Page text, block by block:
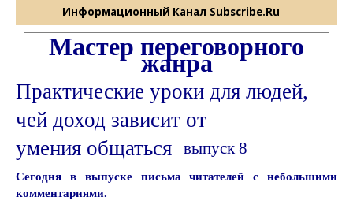
Информационный Канал Subscribe.Ru
Мастер переговорного
жанра
Практические уроки для людей,
чей доход зависит от
умения общаться
выпуск8
Сегодня в выпуске письма читателей с небольшими
комментариями.